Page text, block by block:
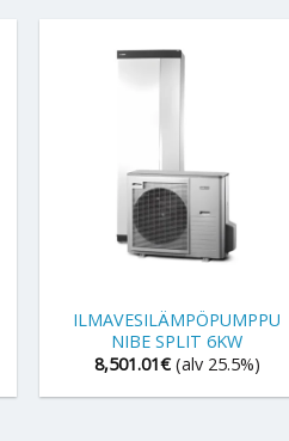
ILMAVESILÄMPÖPUMPPU
NIBE SPLIT 6KW
8,501.01€ (alv 25.5%)